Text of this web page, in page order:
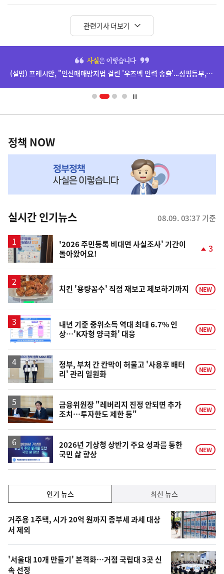
관련기사 더보기
배
영
(설명) 프레시안, "인신매매방지법 걸린 '우즈벡 인력 송출'...성평등부,노동·법무부에 개선 요청" 관련
책
NOW,
뉴
스
정책 NOW
실시간 인기뉴스 08.09. 03:37 기준
'2026 주민등록 비대면 사실조사' 기간이
돌아왔어요!
승
3
치킨 '용량꼼수' 직접 재보고 제보하기까지 NEW
내년 기준 중위소득 역대 최대 6.7% 인
상…'K자형 양극화' 대응
NEW
정부, 부처 간 칸막이 허물고 '사용후 배터
리' 관리 일원화
NEW
금융위원장 "레버리지 진정 안되면 추가
조치…투자한도 제한 등"
NEW
2026년 기상청 상반기 주요 성과를 통한
국민 삶 향상
NEW
기,
최
신,
오
늘
인기 뉴스 최신 뉴스
기
뉴
스
거주용 1주택, 시가 20억 원까지 종부세 과세 대상
서 제외
'서울대 10개 만들기' 본격화…거점 국립대 3곳 신
속 선정